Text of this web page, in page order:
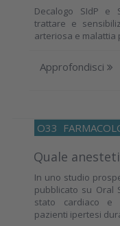
Decalogo SIdP e
trattare e
arteriosa e malattia
Approfondisci
O33
Quale
In uno studio
pubblicato su Oral
stato cardiaco e
pazienti ipertesi